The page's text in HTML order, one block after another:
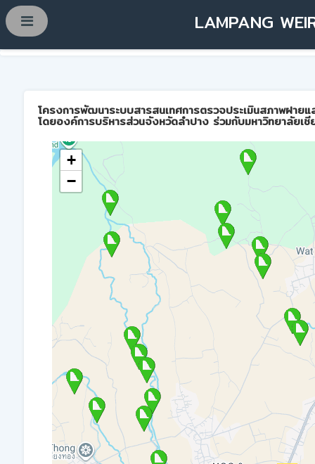
LAMPANG
โครงการพัฒนาระบบสารสนเทศการตรวจประเมินสภาพฝาย
โดยองค์การบริหารส่วนจังหวัดลำปาง ร่วมกับมหาวิทยาลัยเชี
+
−